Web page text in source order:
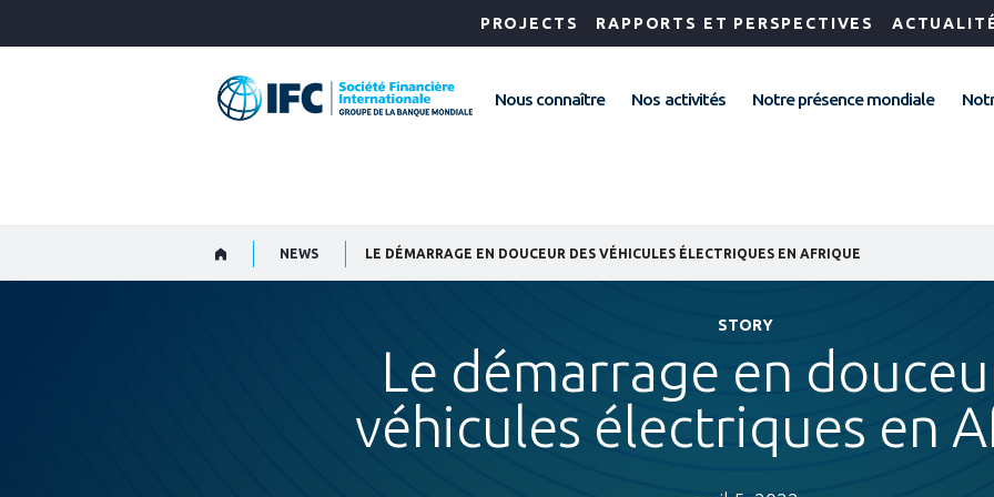
PROJECTS RAPPORTS ET PERSPECTIVES
Nous connaître Nos activités Notre présence mondiale
NEWS LE DÉMARRAGE EN DOUCEUR DES VÉHICULES ÉLECTRIQUES EN AFRIQUE
STORY
Le démarrage en
véhicules électriques en